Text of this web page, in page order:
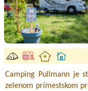
Camping Pullmann je
zelenom prímestskom